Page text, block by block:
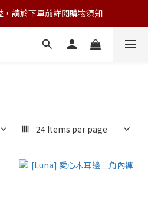
任選三件 9折 五件 88折
請於下單前詳閱購物須知
任選三件 9折 五件 88折
24 Items per page